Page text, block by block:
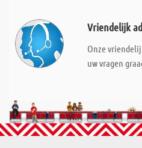
Vriendelijk
Onze
uw vragen